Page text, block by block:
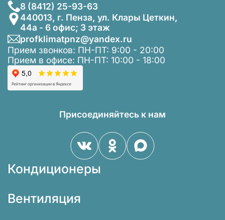
8 (8412) 25-93-63
440013, г. Пенза, ул. Клары Цеткин,
44а - 6 офис; 3 этаж
profklimatpnz@yandex.ru
Прием звонков: ПН-ПТ: 9:00 - 20:00
Прием в офисе: ПН-ПТ: 10:00 - 18:00
Присоединяйтесь к нам
Кондиционеры
Вентиляция